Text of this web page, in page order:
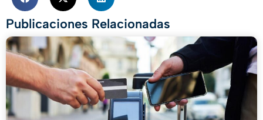
Publicaciones Relacionadas